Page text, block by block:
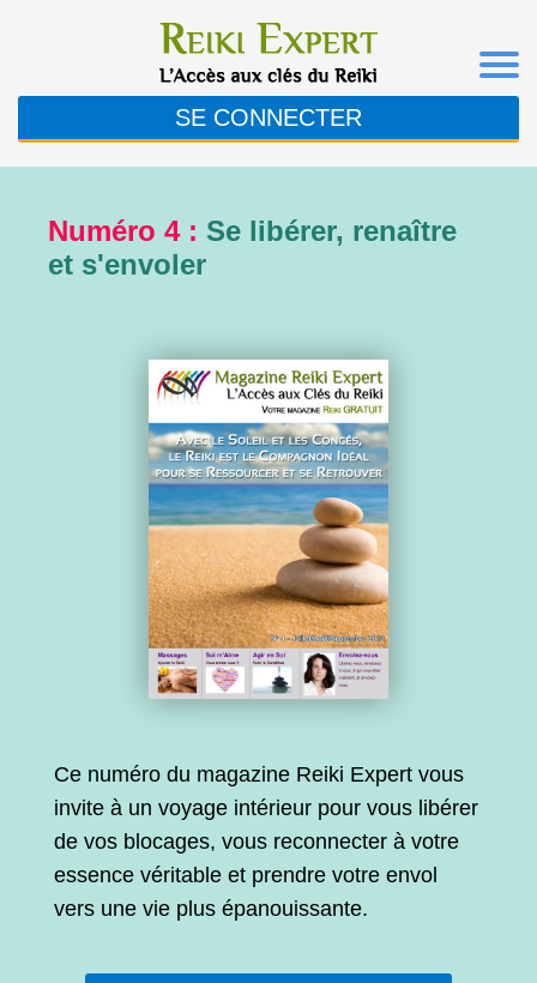
SE CONNECTER
Numéro 4 : Se libérer, renaître
et s'envoler
Ce numéro du magazine Reiki Expert vous
invite à un voyage intérieur pour vous libérer
de vos blocages, vous reconnecter à votre
essence véritable et prendre votre envol
vers une vie plus épanouissante.